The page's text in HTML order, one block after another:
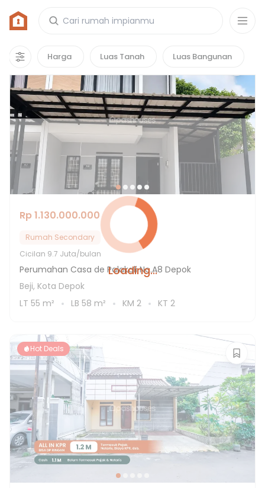
Harga Luas Tanah Luas Bangunan
Loading...
Rumah di Tanah Baru, Depok
76properti
Hot Deals
Rp 1.130.000.000
Rumah Secondary
Cicilan 9.7 Juta/bulan
Perumahan Casa de Palakali No.A8 Depok
Beji, Kota Depok
LT 55 m² LB 58 m² KM 2 KT 2
Hot Deals